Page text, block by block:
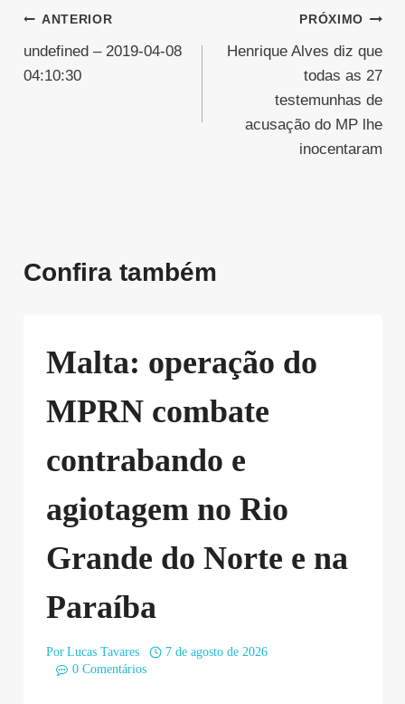
Navegação
de
ANTERIOR
undefined – 2019-04-08
04:10:30
PRÓXIMO
Henrique Alves diz que
todas as 27
testemunhas de
acusação do MP lhe
inocentaram
Confira também
Malta: operação do
MPRN combate
contrabando e
agiotagem no Rio
Grande do Norte e na
Paraíba
Por Lucas Tavares
7 de agosto de 2026
0 Comentários